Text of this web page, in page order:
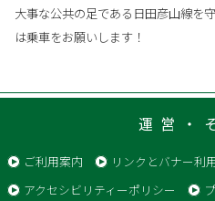
大事な公共の足である日田彦山線を
は乗車をお願いします！
運営・
ご利用案内
リンクとバナー利
アクセシビリティーポリシー